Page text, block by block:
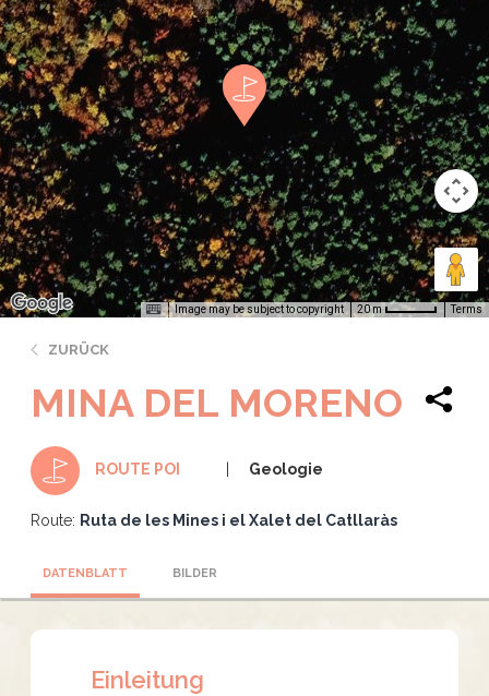
Image may be subject to copyright 20 m Terms
ZURÜCK
MINA DEL MORENO
ROUTE POI Geologie
Route: Ruta de les Mines i el Xalet del Catllaràs
DATENBLATT BILDER
Einleitung